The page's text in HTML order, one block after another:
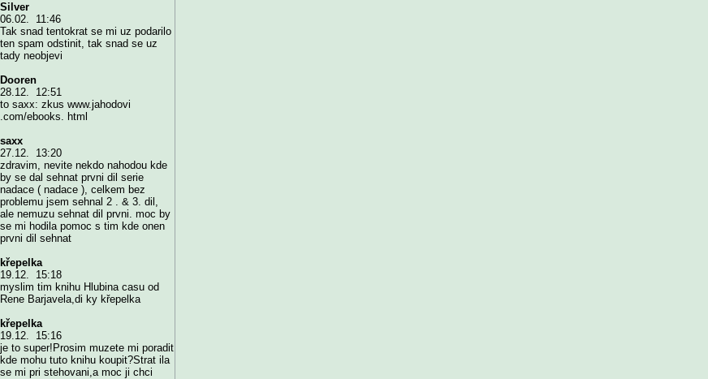
Silver
06.02. 11:46
Tak snad tentokrat se mi uz podarilo
ten spam odstinit, tak snad se uz
tady neobjevi
Dooren
28.12. 12:51
to saxx: zkus www.jahodovi
.com/ebooks. html
saxx
27.12. 13:20
zdravim, nevite nekdo nahodou kde
by se dal sehnat prvni dil serie
nadace ( nadace ), celkem bez
problemu jsem sehnal 2 . & 3. dil,
ale nemuzu sehnat dil prvni. moc by
se mi hodila pomoc s tim kde onen
prvni dil sehnat
křepelka
19.12. 15:18
myslim tim knihu Hlubina casu od
Rene Barjavela,di ky křepelka
křepelka
19.12. 15:16
je to super!Prosim muzete mi poradit
kde mohu tuto knihu koupit?Strat ila
se mi pri stehovani,a moc ji chci